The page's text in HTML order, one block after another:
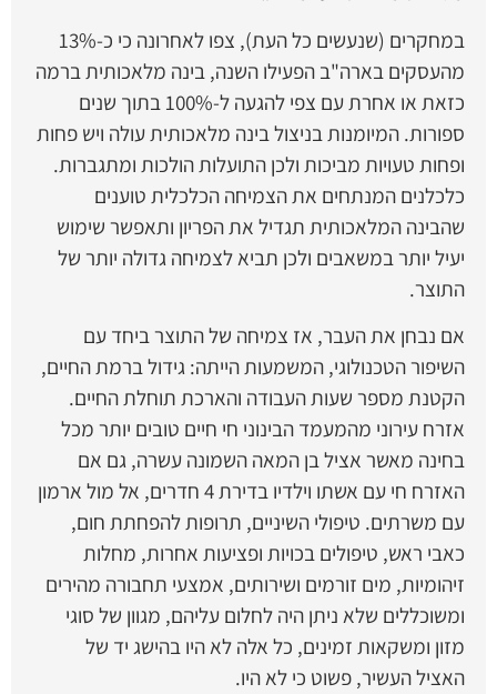
במחקרים (שנעשים כל העת), צפו לאחרונה כי כ-13%
מהעסקים בארה"ב הפעילו השנה, בינה מלאכותית ברמה
כזאת או אחרת עם צפי להגעה ל-100% בתוך שנים
ספורות. המיומנות בניצול בינה מלאכותית עולה ויש פחות
ופחות טעויות מביכות ולכן התועלות הולכות ומתגברות.
כלכלנים המנתחים את הצמיחה הכלכלית טוענים
שהבינה המלאכותית תגדיל את הפריון ותאפשר שימוש
יעיל יותר במשאבים ולכן תביא לצמיחה גדולה יותר של
התוצר.
אם נבחן את העבר, אז צמיחה של התוצר ביחד עם
השיפור הטכנולוגי, המשמעות הייתה: גידול ברמת החיים,
הקטנת מספר שעות העבודה והארכת תוחלת החיים.
אזרח עירוני מהמעמד הבינוני חי חיים טובים יותר מכל
בחינה מאשר אציל בן המאה השמונה עשרה, גם אם
האזרח חי עם אשתו וילדיו בדירת 4 חדרים, אל מול ארמון
עם משרתים. טיפולי השיניים, תרופות להפחתת חום,
כאבי ראש, טיפולים בכויות ופציעות אחרות, מחלות
זיהומיות, מים זורמים ושירותים, אמצעי תחבורה מהירים
ומשוכללים שלא ניתן היה לחלום עליהם, מגוון של סוגי
מזון ומשקאות זמינים, כל אלה לא היו בהישג יד של
האציל העשיר, פשוט כי לא היו.